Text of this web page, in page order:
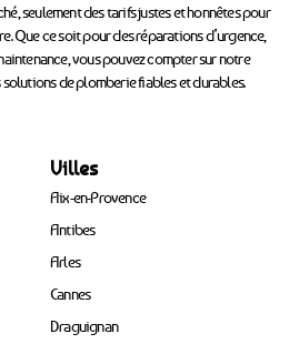
seulement des tarifs justes et honnêtes pour
Que ce soit pour des réparations d’urgence,
vous pouvez compter sur notre
de plomberie fiables et durables.
Villes
Aix-en-Provence
Antibes
Arles
Cannes
Draguignan